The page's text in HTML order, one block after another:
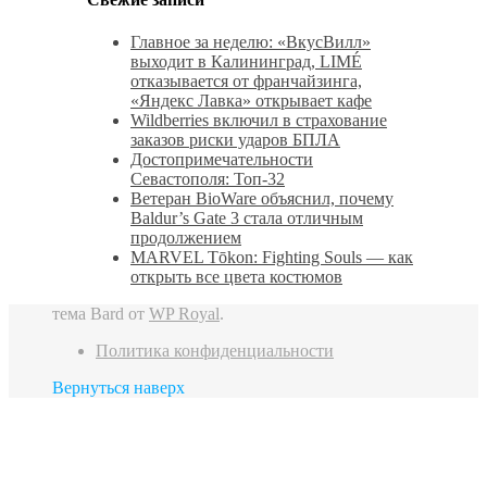
Главное за неделю: «ВкусВилл»
выходит в Калининград, LIMÉ
отказывается от франчайзинга,
«Яндекс Лавка» открывает кафе
Wildberries включил в страхование
заказов риски ударов БПЛА
Достопримечательности
Севастополя: Топ-32
Ветеран BioWare объяснил, почему
Baldur’s Gate 3 стала отличным
продолжением
MARVEL Tōkon: Fighting Souls — как
открыть все цвета костюмов
тема Bard от WP Royal.
Политика конфиденциальности
Вернуться наверх